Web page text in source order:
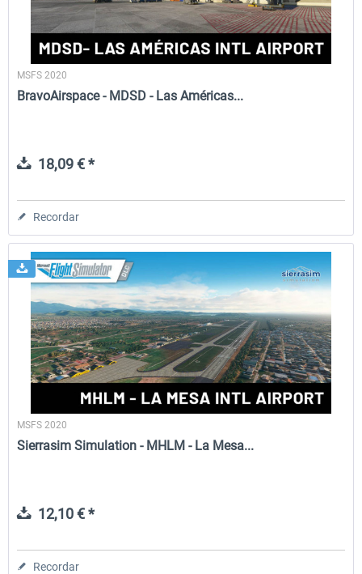
FSDG - Greenland Kulusuk MSFS
9,14 € *
Aerosoft Airport
MSFS 2020
BravoAirspace - MDSD - Las Américas...
18,09 € *
Recordar
MSFS 2020
Sierrasim Simulation - MHLM - La Mesa...
12,10 € *
Recordar